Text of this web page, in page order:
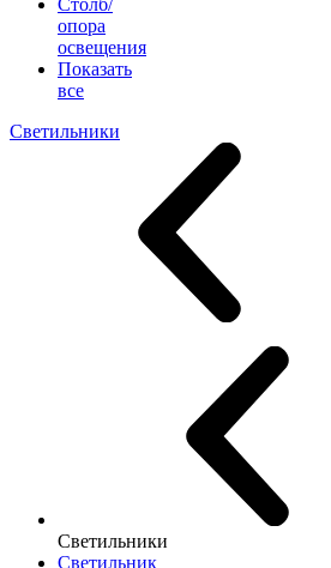
Столб/
опора
освещения
Показать
все
Светильники
Светильники
Светильник